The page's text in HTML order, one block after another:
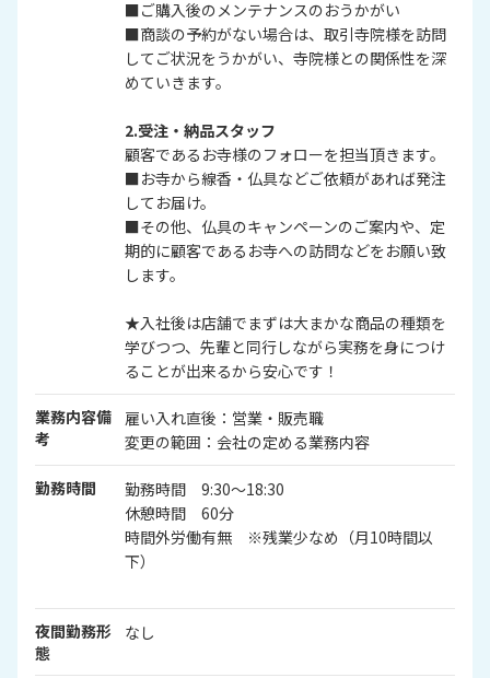
■ご購入後のメンテナンスのおうかがい
■商談の予約がない場合は、取引寺院様を訪問
してご状況をうかがい、寺院様との関係性を深
めていきます。
2.受注・納品スタッフ
顧客であるお寺様のフォローを担当頂きます。
■お寺から線香・仏具などご依頼があれば発注
してお届け。
■その他、仏具のキャンペーンのご案内や、定
期的に顧客であるお寺への訪問などをお願い致
します。
★入社後は店舗でまずは大まかな商品の種類を
学びつつ、先輩と同行しながら実務を身につけ
ることが出来るから安心です！
業務内容備
考
雇い入れ直後：営業・販売職
変更の範囲：会社の定める業務内容
勤務時間
勤務時間 9:30～18:30
休憩時間 60分
時間外労働有無 ※残業少なめ（月10時間以
下）
夜間勤務形
態
なし